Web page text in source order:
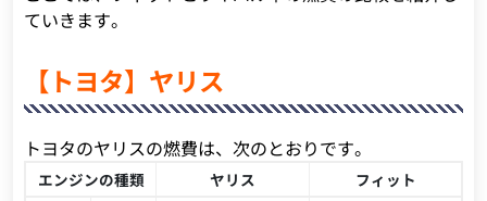
ていきます。
【トヨタ】ヤリス
トヨタのヤリスの燃費は、次のとおりです。
エンジンの種類 ヤリス
フィット